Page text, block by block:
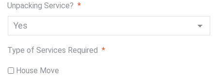
Unpacking Service? *
Type of Services Required *
House Move